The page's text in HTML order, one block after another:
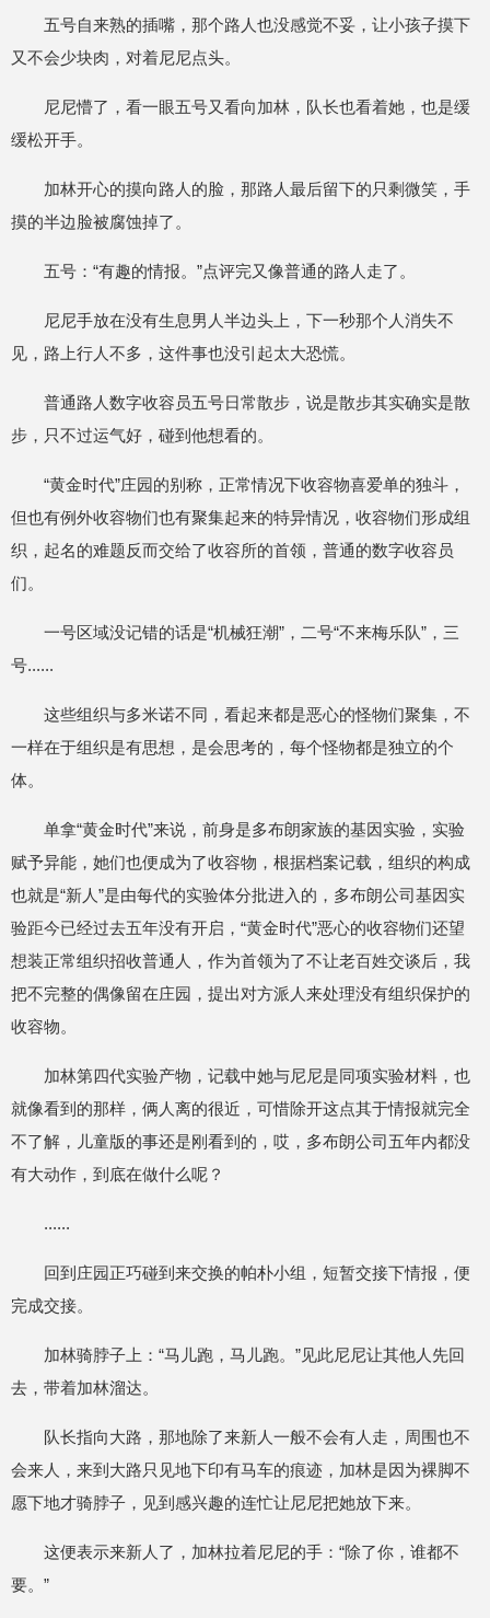
五号自来熟的插嘴，那个路人也没感觉不妥，让小孩子摸下
又不会少块肉，对着尼尼点头。
尼尼懵了，看一眼五号又看向加林，队长也看着她，也是缓
缓松开手。
加林开心的摸向路人的脸，那路人最后留下的只剩微笑，手
摸的半边脸被腐蚀掉了。
五号：“有趣的情报。”点评完又像普通的路人走了。
尼尼手放在没有生息男人半边头上，下一秒那个人消失不
见，路上行人不多，这件事也没引起太大恐慌。
普通路人数字收容员五号日常散步，说是散步其实确实是散
步，只不过运气好，碰到他想看的。
“黄金时代”庄园的别称，正常情况下收容物喜爱单的独斗，
但也有例外收容物们也有聚集起来的特异情况，收容物们形成组
织，起名的难题反而交给了收容所的首领，普通的数字收容员
们。
一号区域没记错的话是“机械狂潮”，二号“不来梅乐队”，三
号......
这些组织与多米诺不同，看起来都是恶心的怪物们聚集，不
一样在于组织是有思想，是会思考的，每个怪物都是独立的个
体。
单拿“黄金时代”来说，前身是多布朗家族的基因实验，实验
赋予异能，她们也便成为了收容物，根据档案记载，组织的构成
也就是“新人”是由每代的实验体分批进入的，多布朗公司基因实
验距今已经过去五年没有开启，“黄金时代”恶心的收容物们还望
想装正常组织招收普通人，作为首领为了不让老百姓交谈后，我
把不完整的偶像留在庄园，提出对方派人来处理没有组织保护的
收容物。
加林第四代实验产物，记载中她与尼尼是同项实验材料，也
就像看到的那样，俩人离的很近，可惜除开这点其于情报就完全
不了解，儿童版的事还是刚看到的，哎，多布朗公司五年内都没
有大动作，到底在做什么呢？
......
回到庄园正巧碰到来交换的帕朴小组，短暂交接下情报，便
完成交接。
加林骑脖子上：“马儿跑，马儿跑。”见此尼尼让其他人先回
去，带着加林溜达。
队长指向大路，那地除了来新人一般不会有人走，周围也不
会来人，来到大路只见地下印有马车的痕迹，加林是因为裸脚不
愿下地才骑脖子，见到感兴趣的连忙让尼尼把她放下来。
这便表示来新人了，加林拉着尼尼的手：“除了你，谁都不
要。”